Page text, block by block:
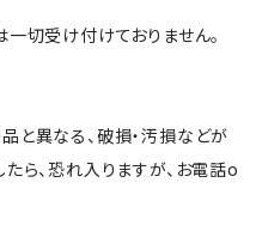
切受け付けておりません。
と異なる、破損・汚損などが
ら、恐れ入りますが、お電話o